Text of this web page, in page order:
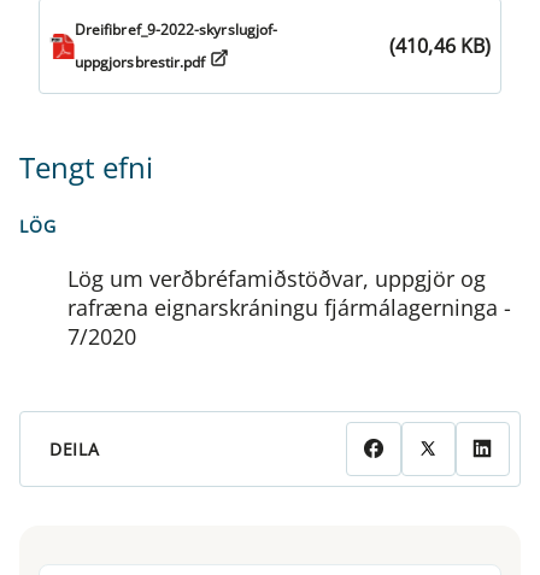
Dreifibref_9-2022-skyrslugjof-
uppgjorsbrestir.pdf
(410,46 KB)
Tengt efni
LÖG
Lög um verðbréfamiðstöðvar, uppgjör og
rafræna eignarskráningu fjármálagerninga -
7/2020
DEILA